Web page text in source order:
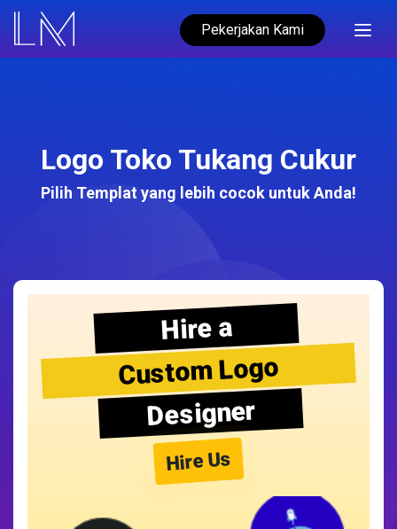
Pekerjakan Kami
Logo Toko Tukang Cukur
Pilih Templat yang lebih cocok untuk Anda!
Hire a
Custom Logo
Designer
Hire Us